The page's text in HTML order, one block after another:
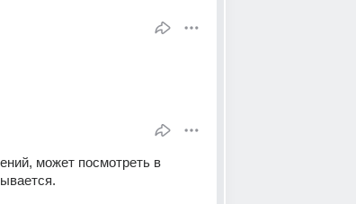
может посмотреть в